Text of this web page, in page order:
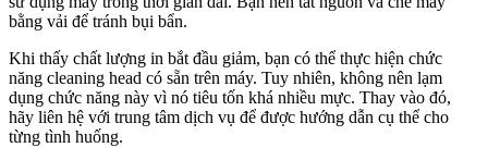
bằng vải để tránh bụi bẩn.
Khi thấy chất lượng in bắt đầu giảm, bạn có thể thực hiện chức
năng cleaning head có sẵn trên máy. Tuy nhiên, không nên lạm
dụng chức năng này vì nó tiêu tốn khá nhiều mực. Thay vào đó,
hãy liên hệ với trung tâm dịch vụ để được hướng dẫn cụ thể cho
từng tình huống.